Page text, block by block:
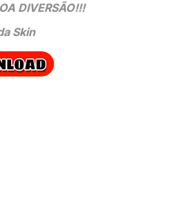
DIVERSÃO!!!
Skin